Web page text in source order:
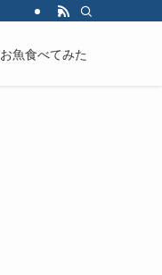
お魚食べてみた